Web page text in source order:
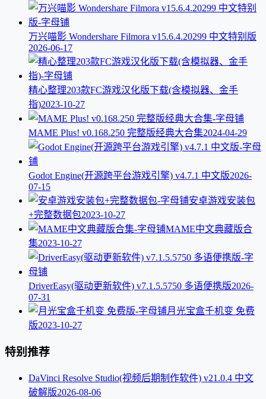
万兴喵影 Wondershare Filmora v15.6.4.20299 中文特别版
2026-06-17
精心整理203款FC游戏汉化版下载(含模拟器、金手
指)2023-10-27
MAME Plus! v0.168.250 完整版经典大合集2024-04-29
Godot Engine(开源跨平台游戏引擎) v4.7.1 中文版2026-
07-15
安卓游戏安装包
+完整数据包2023-10-27
MAME中文典藏版合
集2023-10-27
DriverEasy(驱动更新软件) v7.1.5.5750 多语便携版2026-
07-31
月光宝盒千机变 免费
版2023-10-27
特别推荐
DaVinci Resolve Studio(视频后期制作软件) v21.0.4 中文
破解版2026-08-06